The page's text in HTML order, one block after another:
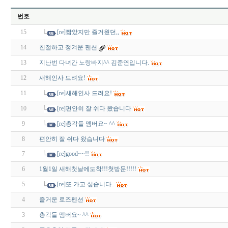
번호
15 [re]짧았지만 즐거웠던,,
14 친절하고 정겨운 팬션
13 지난번 다녀간 노랑바지^^ 김준연입니다.
12 새해인사 드려요!
11 [re]새해인사 드려요!
10 [re]편안히 잘 쉬다 왔습니다
9 [re]총각들 멤버요~ ^^
8 편안히 잘 쉬다 왔습니다
7 [re]good~~!!
6 1월1일 새해첫날에도착!!!첫방문!!!!!
5 [re]또 가고 싶습니다..
4 즐거운 로즈펜션
3 총각들 멤버요~ ^^